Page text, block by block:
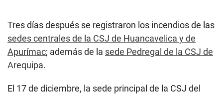
Tres días después se registraron los incendios de las
sedes centrales de la CSJ de Huancavelica y de
Apurímac; además de la sede Pedregal de la CSJ de
Arequipa.
El 17 de diciembre, la sede principal de la CSJ del